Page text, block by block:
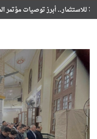
مؤتمر المصريين بالخارج